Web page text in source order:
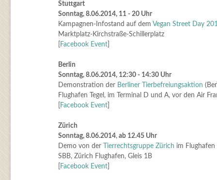
Stuttgart
Sonntag, 8.06.2014, 11 - 20 Uhr
Kampagnen-Infostand auf dem Vegan Street Day
Marktplatz-Kirchstraße-Schillerplatz
Facebook Event]
Berlin
Sonntag, 8.06.2014, 12:30 - 14:30 Uhr
Demonstration der Berliner Tierbefreiungsaktion
Flughafen Tegel, im Terminal D und A, vor den Air
Facebook Event]
Zürich
Sonntag, 8.06.2014,ab 12.45 Uhr
Demo von der
Tierrechtsgruppe Zürich im Flughafen
SBB, Zürich Flughafen, Gleis 1B
Facebook Event]